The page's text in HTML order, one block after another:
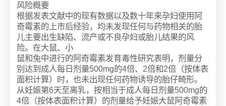
风险概要
根据发表文献中的现有数据以及数十年来孕妇使用阿
奇霉素的上市后经验，均未发现任何与药物相关的胎
儿主要出生缺陷、流产或不良孕妇或胎儿结果的风
险。在大鼠、小
鼠和兔中进行的阿奇霉素发育毒性研究表明，剂量分
别达到成人每日剂量500mg的4倍、2倍和2倍（按体表
面积计算）时，也未出现任何药物诱导的胎仔畸形。
从妊娠第6天至离乳，按相当于成人每日剂量500mg的
4倍（按体表面积计算）的剂量给予妊娠大鼠阿奇霉素